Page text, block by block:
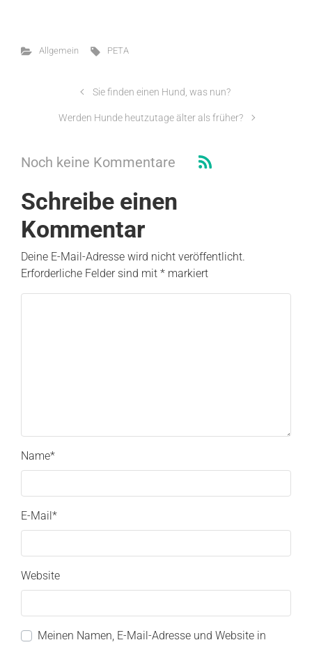
Allgemein PETA
Sie finden einen Hund, was nun?
Werden Hunde heutzutage älter als früher?
Noch keine Kommentare
Schreibe einen
Kommentar
Deine E-Mail-Adresse wird nicht veröffentlicht.
Erforderliche Felder sind mit * markiert
Name*
E-Mail *
Website
Meinen Namen, E-Mail-Adresse und Website in